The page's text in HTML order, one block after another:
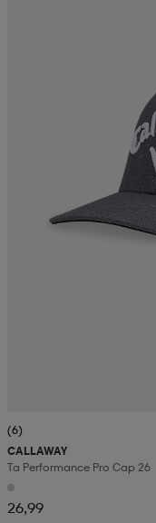
(6)
CALLAWAY
Ta Performance Pro Cap 26
26,99